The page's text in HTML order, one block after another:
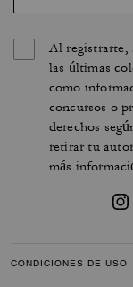
Al registrarte,
las últimas
como
concursos o
derechos
retirar tu
más
CONDICIONES DE USO